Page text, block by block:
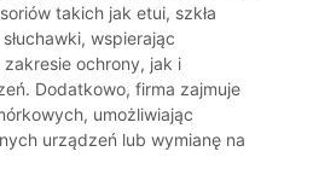
takich jak etui, szkła
wspierając
ochrony, jak i
Dodatkowo, firma zajmuje
umożliwiając
urządzeń lub wymianę na